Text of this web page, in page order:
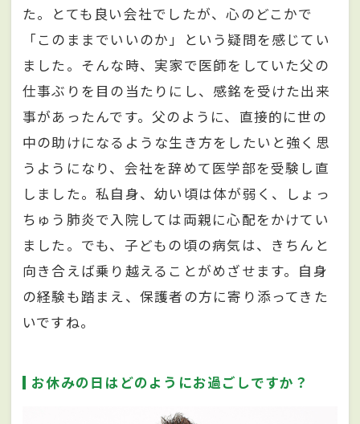
た。とても良い会社でしたが、心のどこかで
「このままでいいのか」という疑問を感じてい
ました。そんな時、実家で医師をしていた父の
仕事ぶりを目の当たりにし、感銘を受けた出来
事があったんです。父のように、直接的に世の
中の助けになるような生き方をしたいと強く思
うようになり、会社を辞めて医学部を受験し直
しました。私自身、幼い頃は体が弱く、しょっ
ちゅう肺炎で入院しては両親に心配をかけてい
ました。でも、子どもの頃の病気は、きちんと
向き合えば乗り越えることがめざせます。自身
の経験も踏まえ、保護者の方に寄り添ってきた
いですね。
お休みの日はどのようにお過ごしですか？